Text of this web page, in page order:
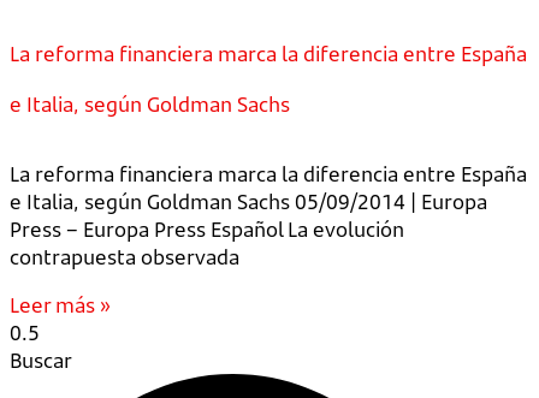
La reforma financiera marca la diferencia entre España
e Italia, según Goldman Sachs
La reforma financiera marca la diferencia entre España
e Italia, según Goldman Sachs 05/09/2014 | Europa
Press – Europa Press Español La evolución
contrapuesta observada
Leer más »
Buscar